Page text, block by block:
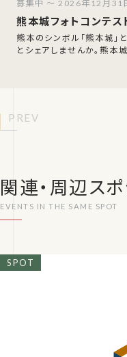
熊本城フォトコンテ
熊本のシンボル「熊本城」
とシェアしませんか。熊本
募集中 ～ 2026年12月31
PREV
関連・周辺スポ